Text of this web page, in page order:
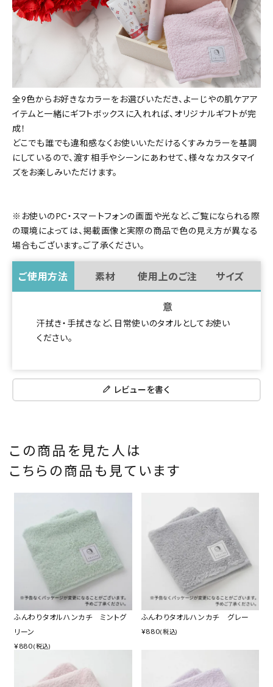
全9色からお好きなカラーをお選びいただき、よーじやの肌ケアア
イテムと一緒にギフトボックスに入れれば、オリジナルギフトが完
成！
どこでも誰でも違和感なくお使いいただけるくすみカラーを基調
にしているので、渡す相手やシーンにあわせて、様々なカスタマイ
ズをお楽しみいただけます。
※お使いのPC・スマートフォンの画面や光など、ご覧になられる際
の環境によっては、掲載画像と実際の商品で色の見え方が異なる
場合もございます。ご了承ください。
ご使用方法 素材 使用上のご注
意
サイズ
汗拭き・手拭きなど、日常使いのタオルとしてお使い
ください。
レビューを書く
この商品を見た人は
こちらの商品も見ています
ふんわりタオルハンカチ ミントグ
リーン
¥880(税込)
ふんわりタオルハンカチ グレー
¥880(税込)